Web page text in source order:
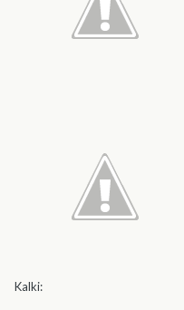
Kalki: